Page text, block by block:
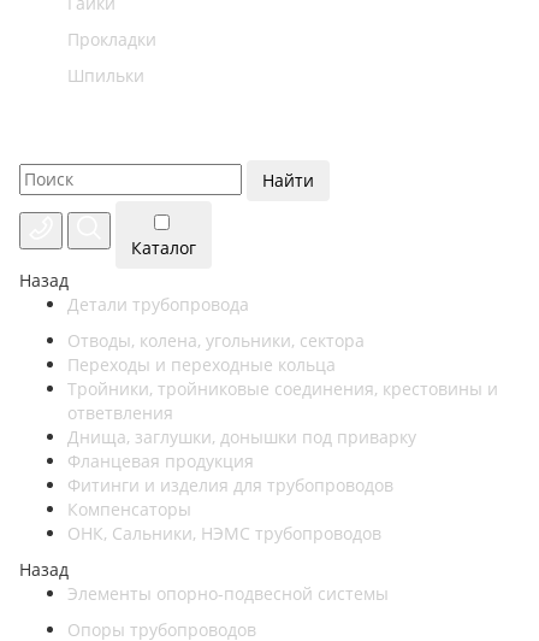
Прокладки
Шпильки
Найти
Каталог
Назад
Детали трубопровода
Отводы, колена, угольники, сектора
Переходы и переходные кольца
Тройники, тройниковые соединения, крестовины и
ответвления
Днища, заглушки, донышки под приварку
Фланцевая продукция
Фитинги и изделия для трубопроводов
Компенсаторы
ОНК, Сальники, НЭМС трубопроводов
Назад
Элементы опорно-подвесной системы
Опоры трубопроводов